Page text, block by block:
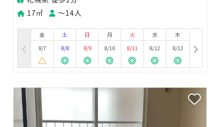
17㎡
〜14人
金
8/7
土
8/8
日
8/9
月
8/10
火
8/11
水
8/12
木
8/13